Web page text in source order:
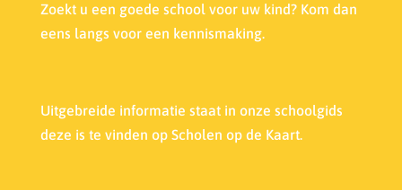
Zoekt u een goede school voor uw kind? Kom dan
eens langs voor een kennismaking.
Uitgebreide informatie staat in onze schoolgids
deze is te vinden op Scholen op de Kaart.